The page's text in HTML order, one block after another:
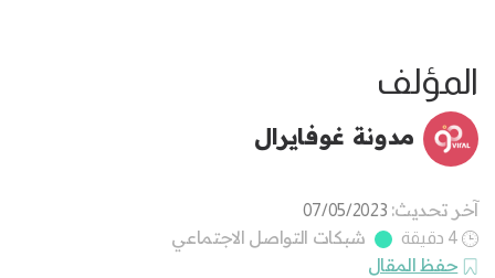
المؤلف
مدونة غوفايرال
آخر تحديث: 07/05/2023
4 دقيقة
شبكات التواصل الاجتماعي
حفظ المقال